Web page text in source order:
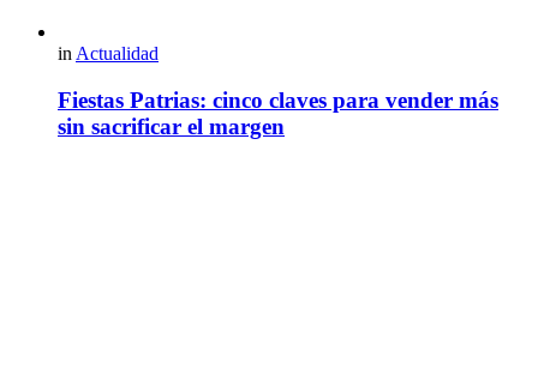
in Actualidad
Fiestas Patrias: cinco claves para vender más
sin sacrificar el margen